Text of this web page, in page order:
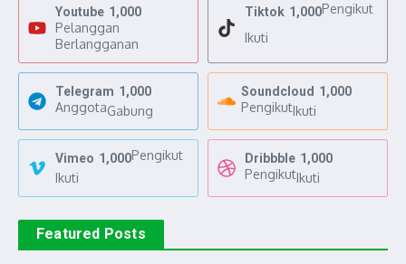
Youtube 1,000
Pelanggan
Berlangganan
Tiktok 1,000Pengikut
Ikuti
Telegram 1,000
AnggotaGabung
Soundcloud 1,000
PengikutIkuti
Vimeo 1,000Pengikut
Ikuti
Dribbble 1,000
PengikutIkuti
Featured Posts